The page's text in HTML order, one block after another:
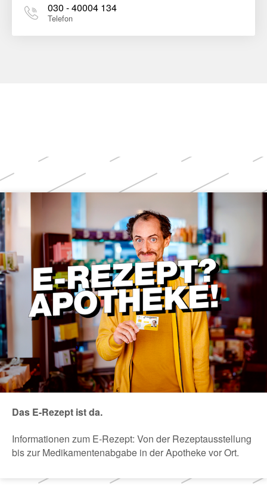
030 - 40004 134
Telefon
Weitere
Themen
Das E-Rezept ist da.
Informationen zum E-Rezept: Von der Rezeptausstellung
bis zur Medikamentenabgabe in der Apotheke vor Ort.